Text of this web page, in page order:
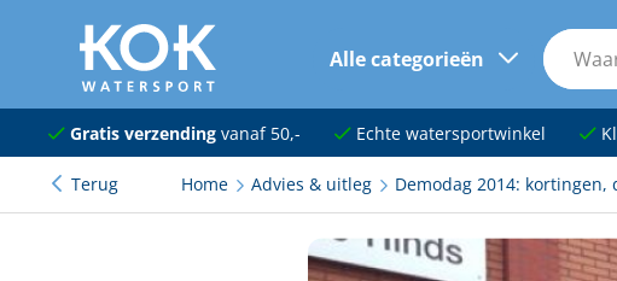
naar hoofdinhoud
Alle categorieën
Navigatie
Dekuitrusting
Ankeren en afmeren
Gratis verzendingvanaf 50,- Echte watersportwinkel
Terug Home Advies & uitleg Demodag 2014: